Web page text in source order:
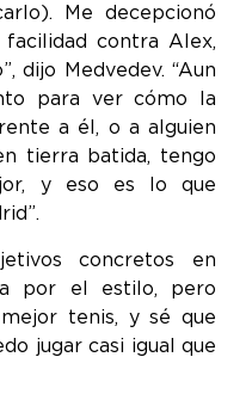
Me decepcionó
contra Alex,
dijo Medvedev. “Aun
para ver cómo la
a él, o a alguien
tierra batida, tengo
y eso es lo que
concretos en
por el estilo, pero
tenis, y sé que
jugar casi igual que